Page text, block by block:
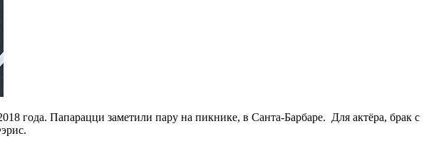
года. Папарацци заметили пару на пикнике, в Санта-Барбаре. Для актёра, брак с